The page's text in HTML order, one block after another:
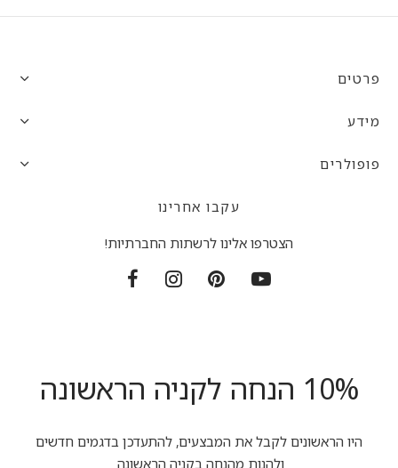
פרטים
מידע
פופולרים
עקבו אחרינו
הצטרפו אלינו לרשתות החברתיות!
10% הנחה לקניה הראשונה
היו הראשונים לקבל את המבצעים, להתעדכן בדגמים חדשים
ולהנות מהנחה בקניה הראשונה.